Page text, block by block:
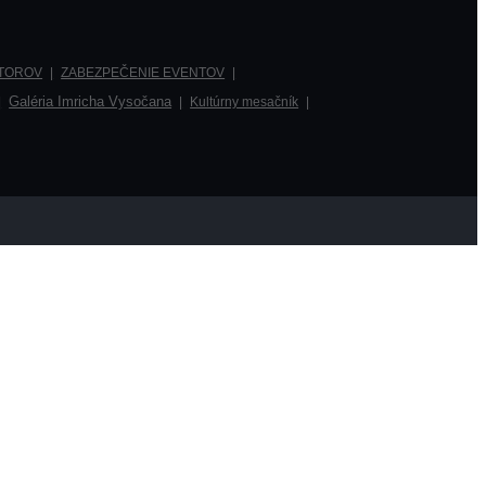
ZABEZPEČENIE EVENTOV
Galéria Imricha Vysočana Kultúrny mesačník